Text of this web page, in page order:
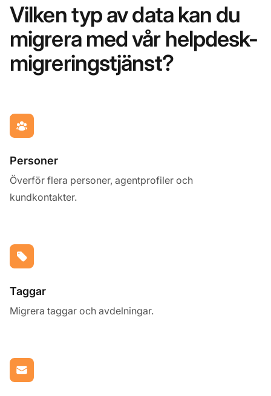
Vilken typ av data kan du
migrera med vår helpdesk-
migreringstjänst?
Personer
Överför flera personer, agentprofiler och
kundkontakter.
Taggar
Migrera taggar och avdelningar.